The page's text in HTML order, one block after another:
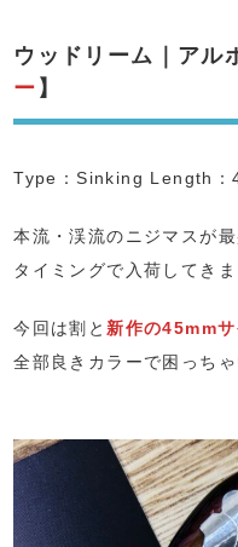
ウッドリーム｜アル
ー 】
Type：Sinking Length：
本流・渓流のニジマスが
タイミングで入荷してきま
今回は割と 新作の45mmサ
全部良きカラーで困っち